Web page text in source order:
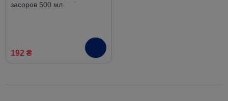
засоров 500 мл
192 ₴